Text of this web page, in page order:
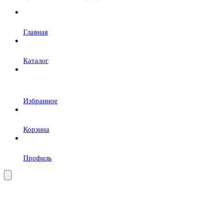
Главная
Каталог
Избранное
Корзина
Профиль